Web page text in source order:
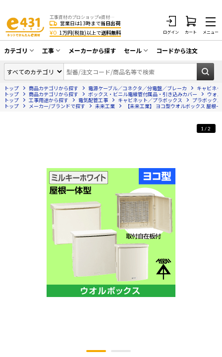
工事資材のプロショップe資材 CATV・アンテナ・防犯・光・LAN・電気・空調工事など
営業日は13時まで当日出荷
¥0 1万円(税抜)以上で送料無料 ログイン カート メニュー
カテゴリ
同軸ケーブル／テレビ用接栓／関連工具
アンテナ・取付金具・ブースター／CATV
部材類
配線補助具（モール・結束バンド・テー
光ファイバー・融着接続機関連
LANケーブル・コネクタ・関連資材/機器
エアコン・換気扇・空調資材
太陽光発電ケーブル・コネクタ・関連資
電源ケーブル／コネクタ／分電盤／ブレ
照明・照明器具
PF管/FEP管/CD管/情報線保護管
工事
CATV・アンテナ工事
光工事・FTTH工事
エアコン・換気扇工事
電気配管工事
EV充電設備工事
太陽光発電工事
ホテル・病院向け
メーカーから探す セール
在庫一掃セール
コードから注文
トップ 商品カテゴリから探す 電源ケーブル／コネクタ／分電盤／ブレーカ
キャビネ
トップ
商品カテゴリから探す ボックス・ビニル電線管付属品・引き込みカバー
ウォ
トップ
工事用途から探す 電気配管工事 キャビネット／プラボックス
プラボックス
トップ
メーカー/ブランドで探す 未来工業 【未来工業】 ヨコ型ウオルボックス 屋根
1/2